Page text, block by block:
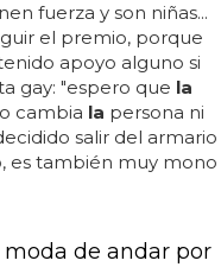
fuerza y son niñas...
el premio, porque
apoyo alguno si
gay: "espero que la
cambia la persona ni
salir del armario
es también muy mono
de andar por